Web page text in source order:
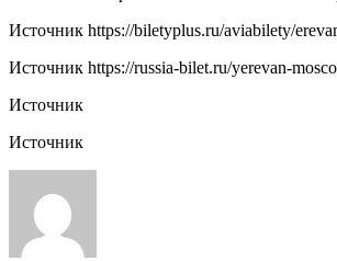
Источник https://biletyplus.ru/aviabilety/
Источник https://russia-bilet.ru/yerevan-
Источник
Источник